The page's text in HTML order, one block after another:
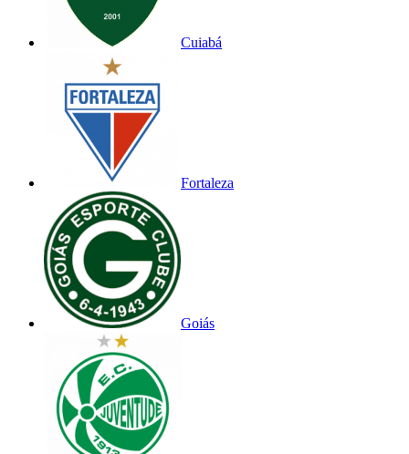
Cuiabá
Fortaleza
Goiás